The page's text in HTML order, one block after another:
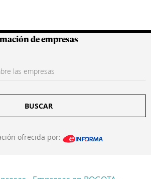
Colombianas
de empresas
BUSCAR
ofrecida por: